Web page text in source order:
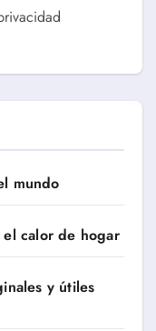
mundo
calor de hogar
y útiles